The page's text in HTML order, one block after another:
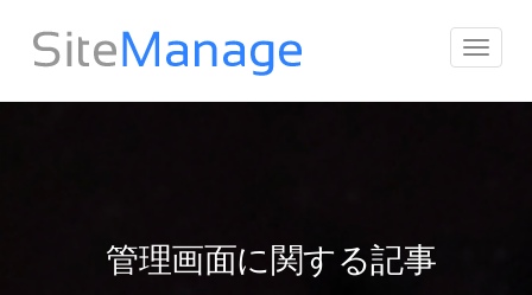
ナ
管理画面に関する記事